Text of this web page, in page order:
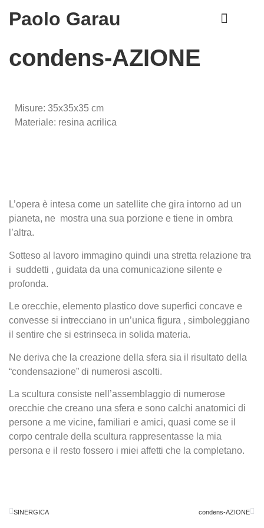
Paolo Garau
condens-AZIONE
Misure: 35x35x35 cm
Materiale: resina acrilica
L’opera è intesa come un satellite che gira intorno ad un
pianeta, ne mostra una sua porzione e tiene in ombra
l’altra.
Sotteso al lavoro immagino quindi una stretta relazione tra
i suddetti , guidata da una comunicazione silente e
profonda.
Le orecchie, elemento plastico dove superfici concave e
convesse si intrecciano in un’unica figura , simboleggiano
il sentire che si estrinseca in solida materia.
Ne deriva che la creazione della sfera sia il risultato della
“condensazione” di numerosi ascolti.
La scultura consiste nell’assemblaggio di numerose
orecchie che creano una sfera e sono calchi anatomici di
persone a me vicine, familiari e amici, quasi come se il
corpo centrale della scultura rappresentasse la mia
persona e il resto fossero i miei affetti che la completano.
SINERGICA condens-AZIONE